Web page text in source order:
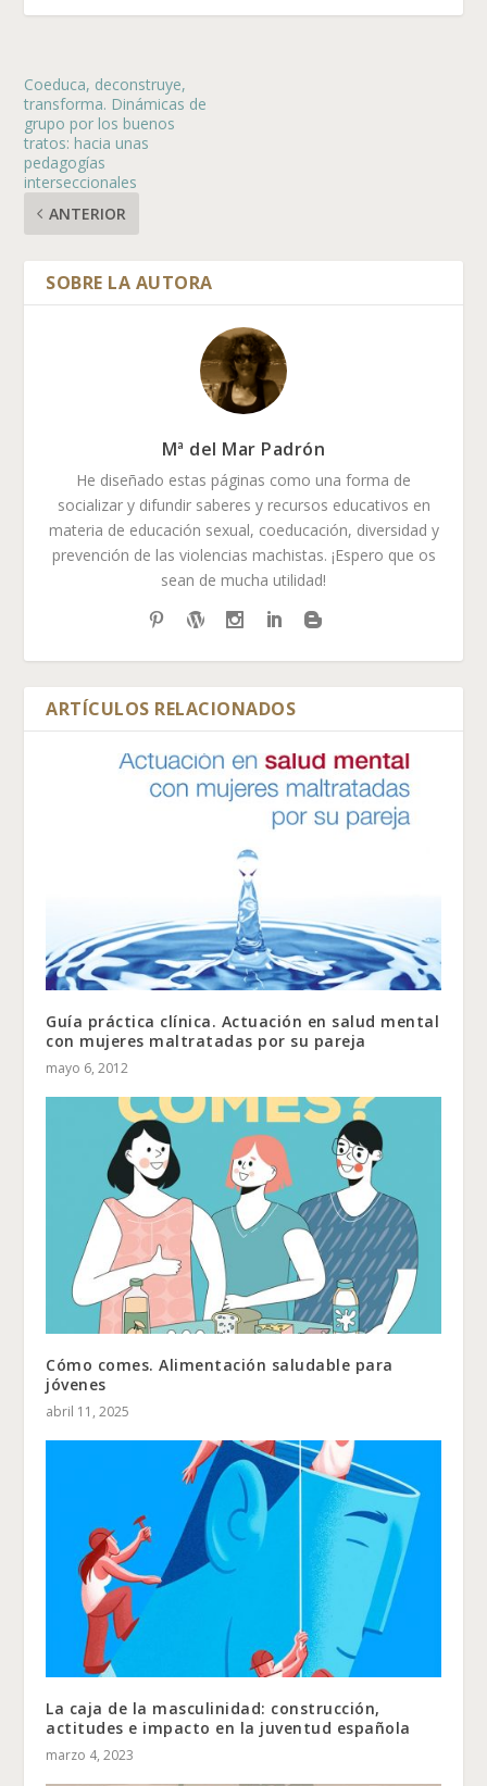
Coeduca, deconstruye,
transforma. Dinámicas de
grupo por los buenos
tratos: hacia unas
pedagogías
interseccionales
ANTERIOR
Mª del Mar Padrón
He diseñado estas páginas como una forma de
socializar y difundir saberes y recursos educativos en
materia de educación sexual, coeducación, diversidad y
prevención de las violencias machistas. ¡Espero que os
sean de mucha utilidad!
ARTÍCULOS RELACIONADOS
Guía práctica clínica. Actuación en salud mental
con mujeres maltratadas por su pareja
mayo 6, 2012
Cómo comes. Alimentación saludable para
jóvenes
abril 11, 2025
La caja de la masculinidad: construcción,
actitudes e impacto en la juventud española
marzo 4, 2023